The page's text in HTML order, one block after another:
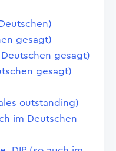
gesagt)
gesagt)
gesagt)
outstanding)
im Deutschen